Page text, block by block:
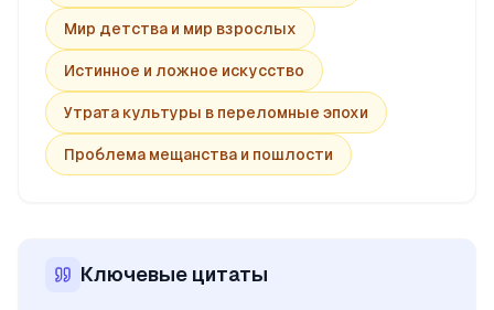
Мир детства и мир взрослых
Истинное и ложное искусство
Утрата культуры в переломные эпохи
Проблема мещанства и пошлости
Ключевые цитаты